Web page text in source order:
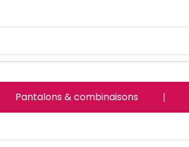
Pantalons & combinaisons ❘